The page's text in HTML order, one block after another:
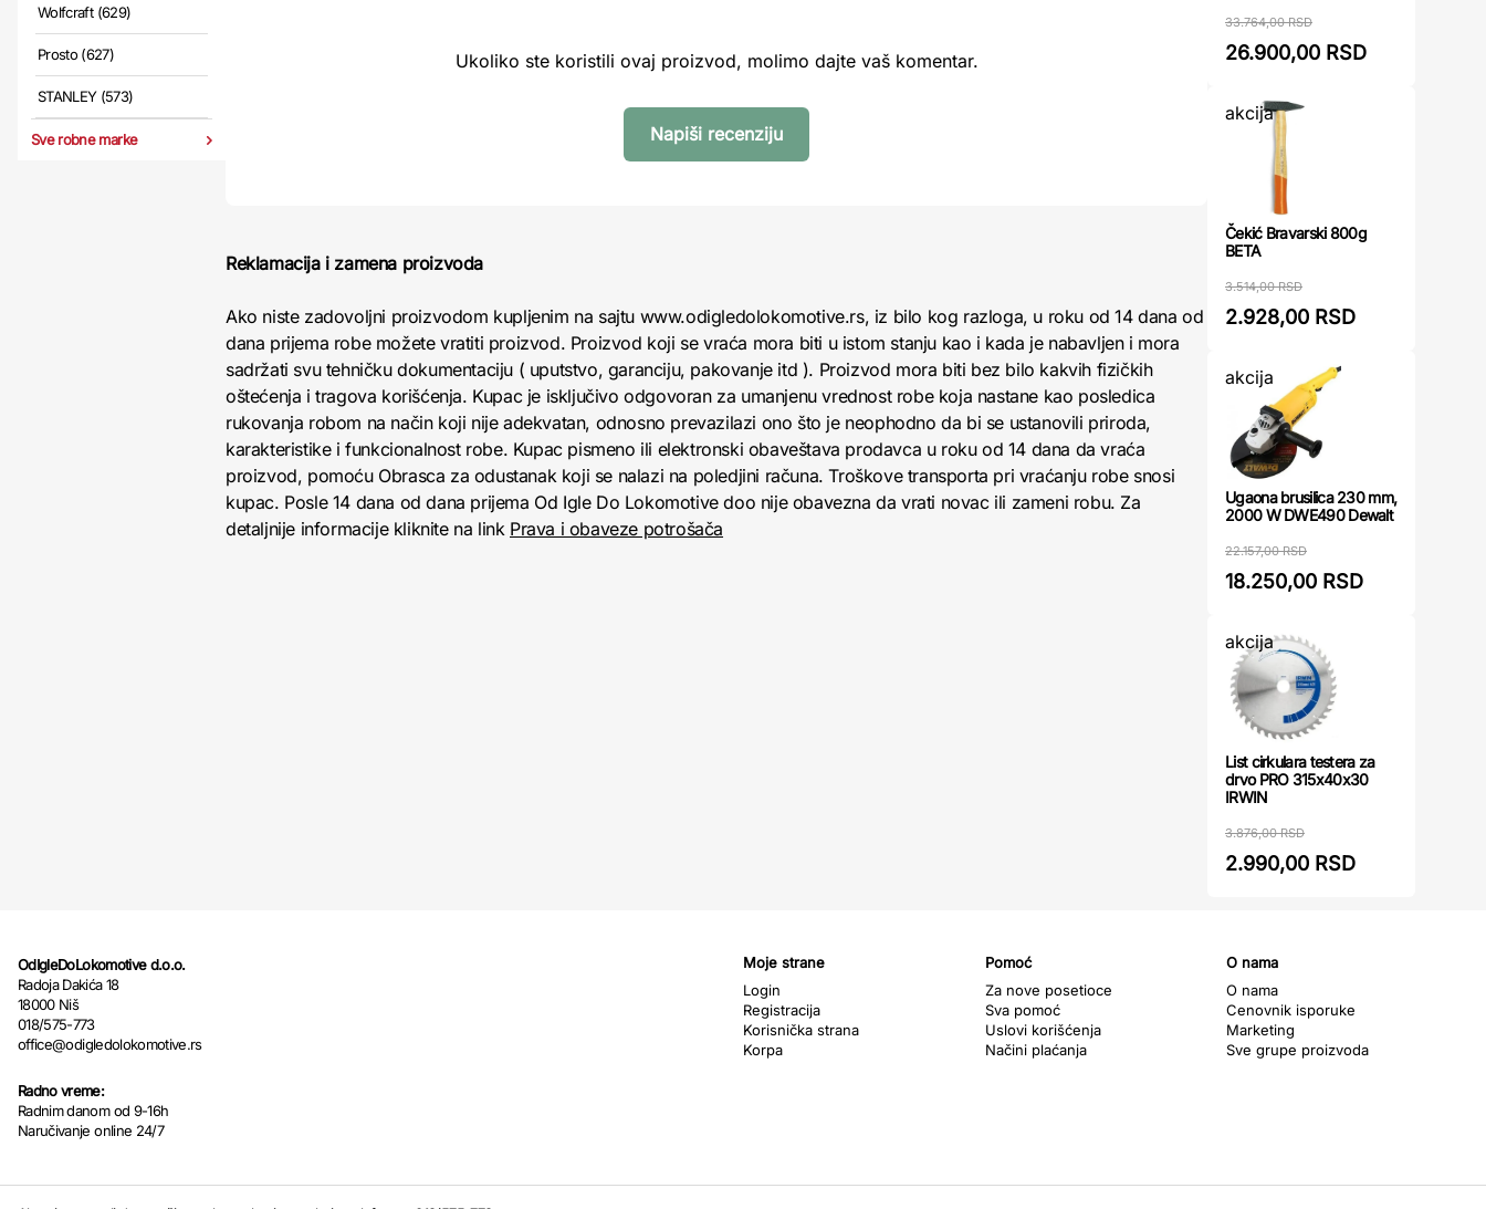
Wolfcraft (629)
Prosto (627)
STANLEY (573)
Sve robne marke
Ukoliko ste koristili ovaj proizvod, molimo dajte vaš komentar.
Napiši recenziju
Reklamacija i zamena proizvoda
Ako niste zadovoljni proizvodom kupljenim na sajtu www.odigledolokomotive.rs, iz bilo kog razloga, u roku od 14 dana od
dana prijema robe možete vratiti proizvod. Proizvod koji se vraća mora biti u istom stanju kao i kada je nabavljen i mora
sadržati svu tehničku dokumentaciju ( uputstvo, garanciju, pakovanje itd ). Proizvod mora biti bez bilo kakvih fizičkih
oštećenja i tragova korišćenja. Kupac je isključivo odgovoran za umanjenu vrednost robe koja nastane kao posledica
rukovanja robom na način koji nije adekvatan, odnosno prevazilazi ono što je neophodno da bi se ustanovili priroda,
karakteristike i funkcionalnost robe. Kupac pismeno ili elektronski obaveštava prodavca u roku od 14 dana da vraća
proizvod, pomoću Obrasca za odustanak koji se nalazi na poledjini računa. Troškove transporta pri vraćanju robe snosi
kupac. Posle 14 dana od dana prijema Od Igle Do Lokomotive doo nije obavezna da vrati novac ili zameni robu. Za
detaljnije informacije kliknite na link Prava i obaveze potrošača
33.764,00 RSD
26.900,00 RSD
akcija
Čekić Bravarski 800g
BETA
3.514,00 RSD
2.928,00 RSD
akcija
Ugaona brusilica 230 mm,
2000 W DWE490 Dewalt
22.157,00 RSD
18.250,00 RSD
akcija
List cirkulara testera za
drvo PRO 315x40x30
IRWIN
3.876,00 RSD
2.990,00 RSD
OdIgleDoLokomotive d.o.o.
Radoja Dakića 18
18000 Niš
018/575-773
office@odigledolokomotive.rs
Radno vreme:
Radnim danom od 9-16h
Naručivanje online 24/7
Moje strane
Login
Registracija
Korisnička strana
Korpa
Pomoć
Za nove posetioce
Sva pomoć
Uslovi korišćenja
Načini plaćanja
O nama
O nama
Cenovnik isporuke
Marketing
Sve grupe proizvoda